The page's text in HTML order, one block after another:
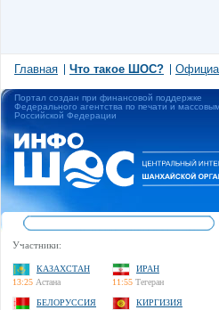
Главная Что такое ШОС?
Портал создан при финансовой поддержке
Федерального агентства по печати и
Российской Федерации
Участники:
КАЗАХСТАН
13:25 Астана
ИРАН
11:55 Тегеран
БЕЛОРУССИЯ
КИРГИЗИЯ